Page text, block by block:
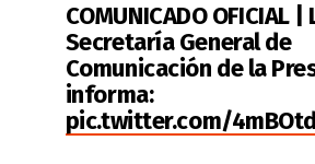
COMUNICADO OFICIAL |
Secretaría General de
Comunicación de la
informa:
pic.twitter.com/